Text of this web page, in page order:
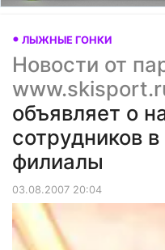
ЛЫЖНЫЕ ГОНКИ
Новости от
объявляет о
сотрудников
филиалы
03.08.2007 20:04